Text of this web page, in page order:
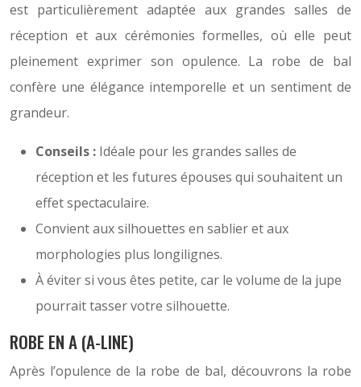
est particulièrement adaptée aux grandes salles de
réception et aux cérémonies formelles, où elle peut
pleinement exprimer son opulence. La robe de bal
confère une élégance intemporelle et un sentiment de
grandeur.
Conseils : Idéale pour les grandes salles de
réception et les futures épouses qui souhaitent un
effet spectaculaire.
Convient aux silhouettes en sablier et aux
morphologies plus longilignes.
À éviter si vous êtes petite, car le volume de la jupe
pourrait tasser votre silhouette.
ROBE EN A (A-LINE)
Après l’opulence de la robe de bal, découvrons la robe